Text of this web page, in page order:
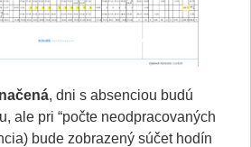
, dni s absenciou budú
ale pri “počte neodpracovaných
bude zobrazený súčet hodín